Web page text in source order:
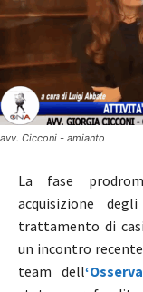
avv. Cicconi - amianto
La fase
acquisizione
trattamento di
un incontro recente
team dell